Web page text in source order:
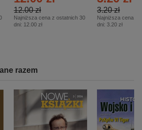
12.00 zł
Najniższa cena z ostatnich 30
dni: 12.00 zł
3.20 zł
Najniższa cena z
dni: 3.20 zł
razem